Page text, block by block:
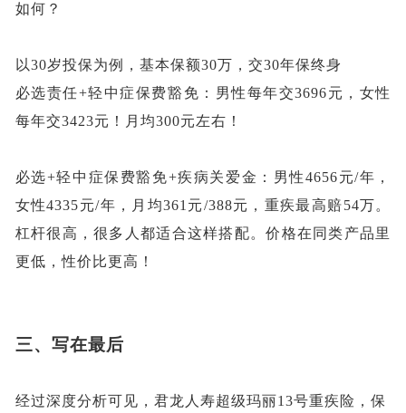
如何？
以30岁投保为例，基本保额30万，交30年保终身
必选责任+轻中症保费豁免：男性每年交3696元，女性
每年交3423元！月均300元左右！
必选+轻中症保费豁免+疾病关爱金：男性4656元/年，
女性4335元/年，月均361元/388元，重疾最高赔54万。
杠杆很高，很多人都适合这样搭配。价格在同类产品里
更低，性价比更高！
三、写在最后
经过深度分析可见，君龙人寿超级玛丽13号重疾险，保